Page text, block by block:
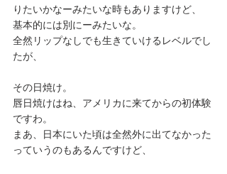
りたいかなーみたいな時もありますけど、
基本的には別にーみたいな。
全然リップなしでも生きていけるレベルでし
たが、
その日焼け。
唇日焼けはね、アメリカに来てからの初体験
ですわ。
まあ、日本にいた頃は全然外に出てなかった
っていうのもあるんですけど、